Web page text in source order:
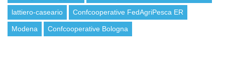
lattiero-caseario Confcooperative FedAgriPesca ER
Modena Confcooperative Bologna